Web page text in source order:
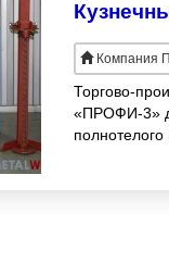
Компания
Торгово-
«ПРОФИ-3»